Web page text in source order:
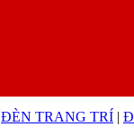
ĐÈN TRANG TRÍ |